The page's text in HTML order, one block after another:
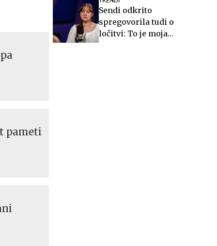
pameti
Sendi odkrito
spregovorila tudi o
ločitvi: To je moja